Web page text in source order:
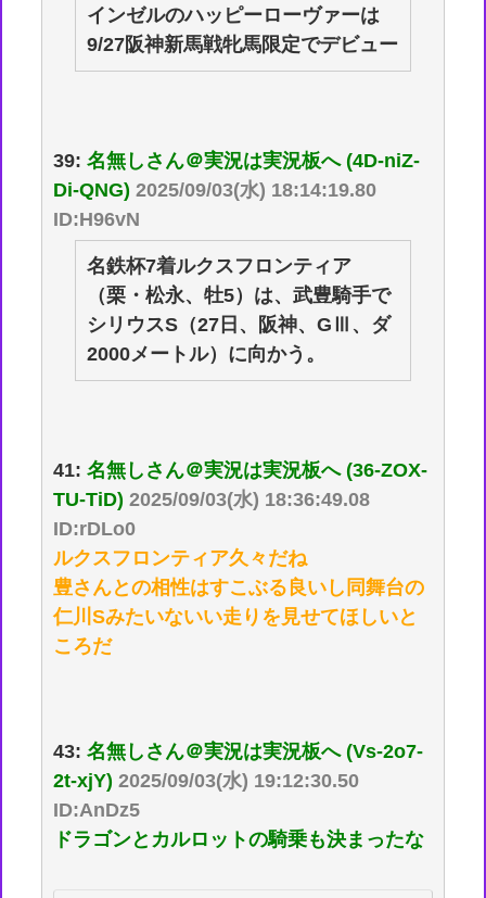
インゼルのハッピーローヴァーは
9/27阪神新馬戦牝馬限定でデビュー
39:名無しさん＠実況は実況板へ (4D-niZ-
Di-QNG) 2025/09/03(水) 18:14:19.80
ID:H96vN
名鉄杯7着ルクスフロンティア
（栗・松永、牡5）は、武豊騎手で
シリウスS（27日、阪神、GⅢ、ダ
2000メートル）に向かう。
41:名無しさん＠実況は実況板へ (36-ZOX-
TU-TiD) 2025/09/03(水) 18:36:49.08
ID:rDLo0
ルクスフロンティア久々だね
豊さんとの相性はすこぶる良いし同舞台の
仁川Sみたいないい走りを見せてほしいと
ころだ
43:名無しさん＠実況は実況板へ (Vs-2o7-
2t-xjY) 2025/09/03(水) 19:12:30.50
ID:AnDz5
ドラゴンとカルロットの騎乗も決まったな